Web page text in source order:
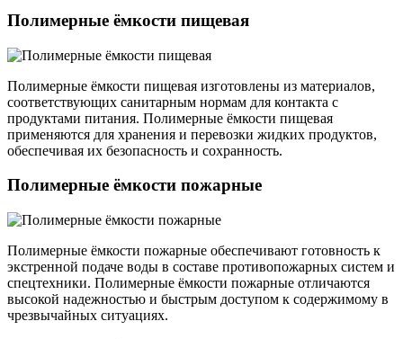
Полимерные ёмкости пищевая
Полимерные ёмкости пищевая изготовлены из материалов,
соответствующих санитарным нормам для контакта с
продуктами питания. Полимерные ёмкости пищевая
применяются для хранения и перевозки жидких продуктов,
обеспечивая их безопасность и сохранность.
Полимерные ёмкости пожарные
Полимерные ёмкости пожарные обеспечивают готовность к
экстренной подаче воды в составе противопожарных систем и
спецтехники. Полимерные ёмкости пожарные отличаются
высокой надежностью и быстрым доступом к содержимому в
чрезвычайных ситуациях.